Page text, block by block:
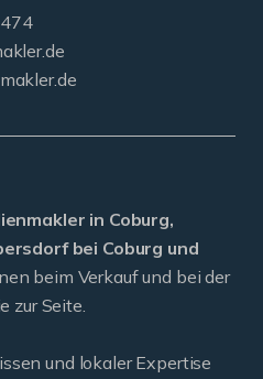
in Coburg,
bei Coburg und
beim Verkauf und bei der
zur Seite.
und lokaler Expertise